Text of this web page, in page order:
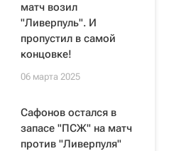
матч возил
"Ливерпуль". И
пропустил в самой
концовке!
06 марта 2025
Сафонов остался в
запасе "ПСЖ" на матч
против "Ливерпуля"